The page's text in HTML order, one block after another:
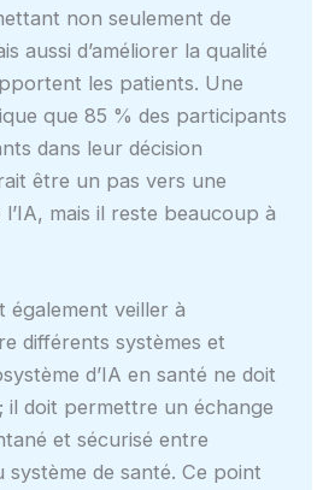
non seulement de
aussi d’améliorer la qualité
les patients. Une
que 85 % des participants
dans leur décision
être un pas vers une
mais il reste beaucoup à
également veiller à
différents systèmes et
d’IA en santé ne doit
il doit permettre un échange
et sécurisé entre
de santé. Ce point